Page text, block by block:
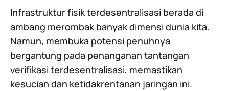
Infrastruktur fisik terdesentralisasi berada di
ambang merombak banyak dimensi dunia kita.
Namun, membuka potensi penuhnya
bergantung pada penanganan tantangan
verifikasi terdesentralisasi, memastikan
kesucian dan ketidakrentanan jaringan ini.